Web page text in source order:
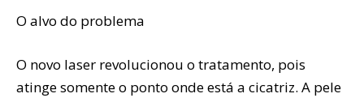
O alvo do problema
O novo laser revolucionou o tratamento, pois
atinge somente o ponto onde está a cicatriz. A pele